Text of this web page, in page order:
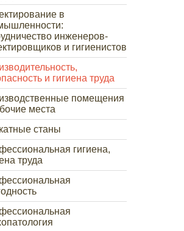
в
инженеров-
и гигиенистов
и гигиена труда
помещения
места
станы
гигиена,
труда